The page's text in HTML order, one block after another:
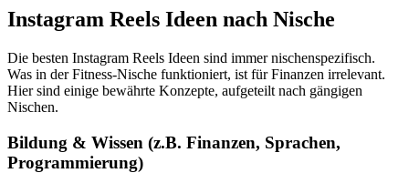
Instagram Reels Ideen nach Nische
Die besten Instagram Reels Ideen sind immer nischenspezifisch.
Was in der Fitness-Nische funktioniert, ist für Finanzen irrelevant.
Hier sind einige bewährte Konzepte, aufgeteilt nach gängigen
Nischen.
Bildung & Wissen (z.B. Finanzen, Sprachen,
Programmierung)